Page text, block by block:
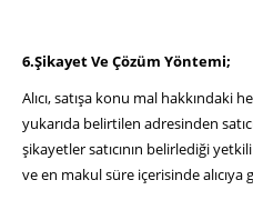
6.Şikayet Ve Çözüm Yöntemi;
Alıcı, satışa konu mal hakkındaki
yukarıda belirtilen adresinden
şikayetler satıcının belirlediği
ve en makul süre içerisinde